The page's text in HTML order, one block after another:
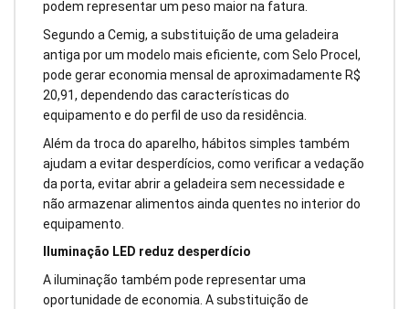
podem representar um peso maior na fatura.
Segundo a Cemig, a substituição de uma geladeira
antiga por um modelo mais eficiente, com Selo Procel,
pode gerar economia mensal de aproximadamente R$
20,91, dependendo das características do
equipamento e do perfil de uso da residência.
Além da troca do aparelho, hábitos simples também
ajudam a evitar desperdícios, como verificar a vedação
da porta, evitar abrir a geladeira sem necessidade e
não armazenar alimentos ainda quentes no interior do
equipamento.
Iluminação LED reduz desperdício
A iluminação também pode representar uma
oportunidade de economia. A substituição de